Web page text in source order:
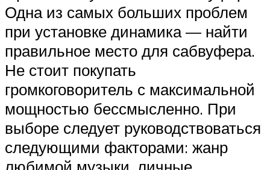
Одна из самых больших проблем
при установке динамика — найти
правильное место для сабвуфера.
Не стоит покупать
громкоговоритель с максимальной
мощностью бессмысленно. При
выборе следует руководствоваться
следующими факторами: жанр